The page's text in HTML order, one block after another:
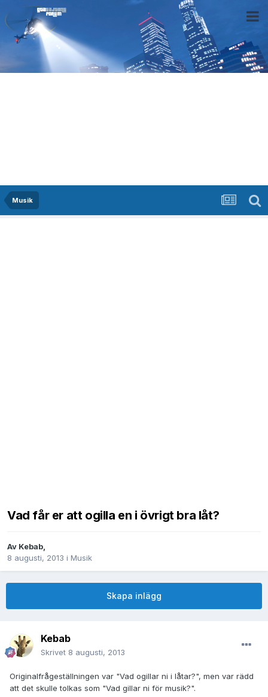
Musik
Vad får er att ogilla en i övrigt bra låt?
Av Kebab,
8 augusti, 2013 i Musik
Skapa inlägg
Kebab
Skrivet 8 augusti, 2013
Originalfrågeställningen var "Vad ogillar ni i låtar?", men var rädd
att det skulle tolkas som "Vad gillar ni för musik?".